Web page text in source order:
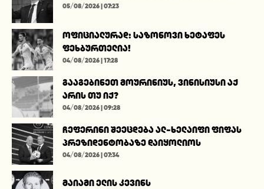
05/08/2026 | 07:23
ოფიციალურად: საზონოვი ხეტაფეს
ფეხბურთელია!
04/08/2026 | 17:28
გააგებინეთ მოურინიუს, ვინისიუსი აქ
არის თუ იქ?
04/08/2026 | 09:28
ჩეფერინი შეეცდება ალ-ხელაიფი ფიფას
პრეზიდენტობაზე დაიყოლიოს
04/08/2026 | 07:34
მაიამი ელის კევინს